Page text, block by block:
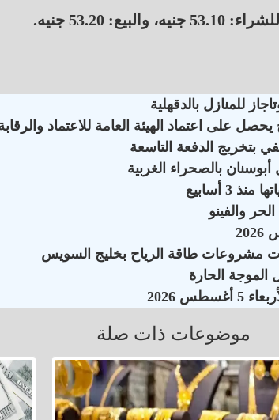
53.20 جنيه.
للمنازل بالدقهلية
على اعتماد الهيئة العامة للاعتماد
بتخريج الدفعة التاسعة
بالصحراء الغربية
أسابيع
والفينو
مشروعات طاقة الرياح بخليج السويس
موضوعات ذات صلة